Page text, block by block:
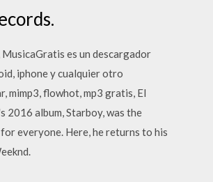
es un descargador
iphone y cualquier otro
mimp3, flowhot, mp3 gratis, El
2016 album, Starboy, was the
everyone. Here, he returns to his